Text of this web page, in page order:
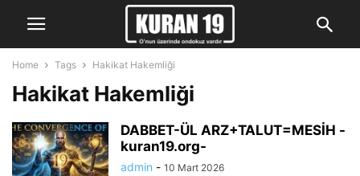
Home Tags Hakikat Hakemliği
Hakikat Hakemliği
DABBET-ÜL ARZ+TALUT=MESİH -
kuran19.org-
admin - 10 Mart 2026